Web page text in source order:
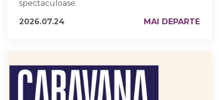
spectaculoase.
2026.07.24
MAI DEPARTE